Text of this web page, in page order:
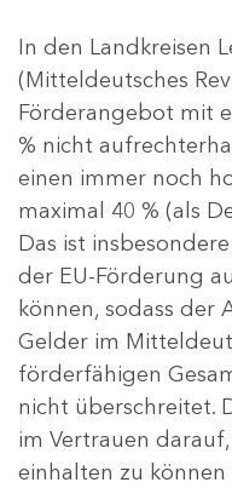
In den Landkreisen
(Mitteldeutsches
Förderangebot mit
% nicht
einen immer noch
maximal 40 % (als
Das ist
der EU-Förderung
können, sodass der
Gelder im
förderfähigen
nicht überschreitet.
im Vertrauen
einhalten zu